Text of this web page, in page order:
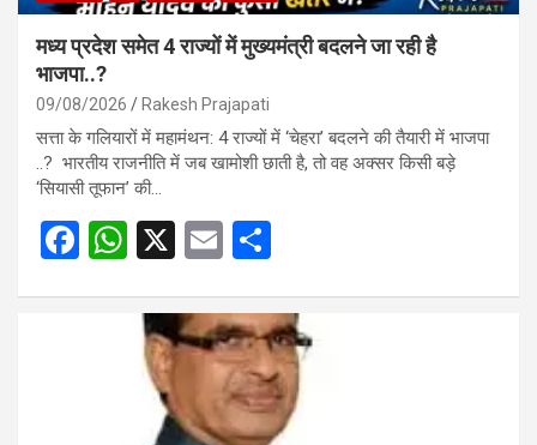
मध्य प्रदेश समेत 4 राज्यों में मुख्यमंत्री बदलने जा रही है
भाजपा..?
09/08/2026 Rakesh Prajapati
सत्ता के गलियारों में महामंथन: 4 राज्यों में ‘चेहरा’ बदलने की तैयारी में भाजपा
..? भारतीय राजनीति में जब खामोशी छाती है, तो वह अक्सर किसी बड़े
‘सियासी तूफान’ की…
F
W
at
s
A
X
E
ail ar
e